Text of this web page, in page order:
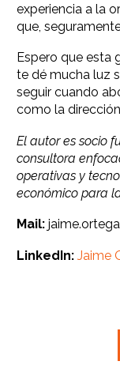
experiencia a la
que,
Espero que esta
te dé mucha luz
seguir cuando
como la
El autor es socio
consultora
operativas y
económico para
Mail:
LinkedIn: Jaime